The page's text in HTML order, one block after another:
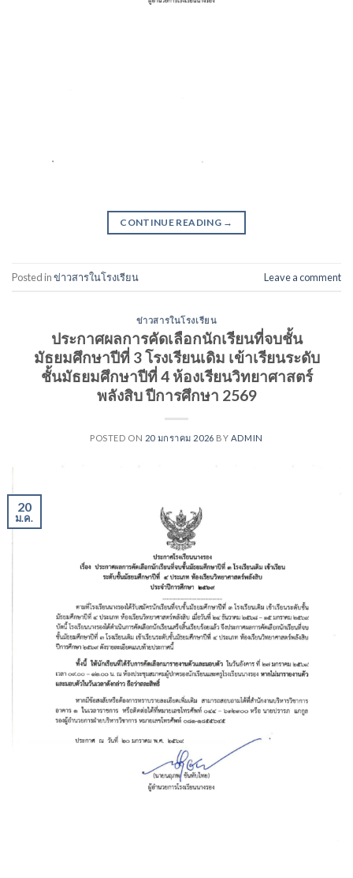
CONTINUE READING →
Posted inข่าวสารในโรงเรียน Leave a comment
ข่าวสารในโรงเรียน
ประกาศผลการคัดเลือกนักเรียนที่จบชั้น
มัธยมศึกษาปีที่ 3 โรงเรียนเดิม เข้าเรียนระดับ
ชั้นมัธยมศึกษาปีที่ 4 ห้องเรียนวิทยาศาสตร์
พลังสิบ ปีการศึกษา 2569
POSTED ON 20 มกราคม 2026 BY ADMIN
20
ม.ค.